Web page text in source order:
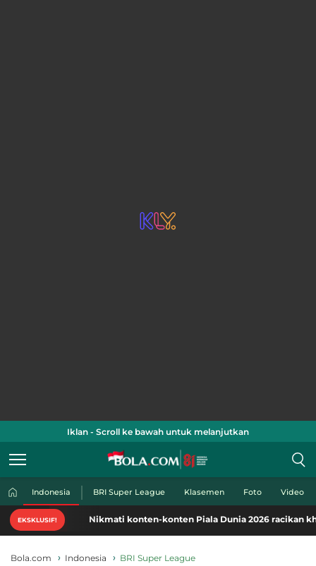
Iklan - Scroll ke bawah untuk melanjutkan
Indonesia BRI Super League Klasemen Foto Video
EKSKLUSIF! Nikmati konten-konten Piala Dunia 2026 racikan khas
Bola.com Indonesia BRI Super League